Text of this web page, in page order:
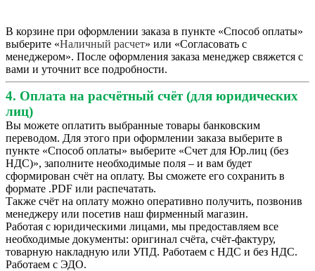
В корзине при оформлении заказа в пункте «Способ оплаты»
выберите «Наличный расчет» или «Согласовать с
менеджером». После оформления заказа менеджер свяжется с
вами и уточнит все подробности.
4. Оплата на расчётный счёт (для юридических
лиц)
Вы можете оплатить выбранные товары банковским
переводом. Для этого при оформлении заказа выберите в
пункте «Способ оплаты» выберите «Счет для Юр.лиц (без
НДС)», заполните необходимые поля – и вам будет
сформирован счёт на оплату. Вы сможете его сохранить в
формате .PDF или распечатать.
Также счёт на оплату можно оперативно получить, позвонив
менеджеру или посетив наш фирменный магазин.
Работая с юридическими лицами, мы предоставляем все
необходимые документы: оригинал счёта, счёт-фактуру,
товарную накладную или УПД. Работаем с НДС и без НДС.
Работаем с ЭДО.